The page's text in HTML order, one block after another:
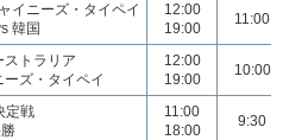
イニーズ・タイペイ
韓国
12:00
19:00
11:00
ストラリア
ズ・タイペイ
12:00
19:00
10:00
定戦
11:00
18:00
9:30